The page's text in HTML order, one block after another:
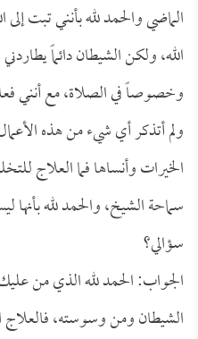
الماضي والحمد لله بأنني تبت
الله، ولكن الشيطان دائماً
وخصوصاً في الصلاة، مع أنني
ولم أتذكر أي شيء من هذه
الخيرات وأنساها فما العلاج
سماحة الشيخ، والحمد لله
سؤالي؟
الجواب: الحمد لله الذي من
الشيطان ومن وسوسته، فالعلاج